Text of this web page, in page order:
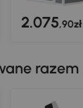
2.075,90zł
razem